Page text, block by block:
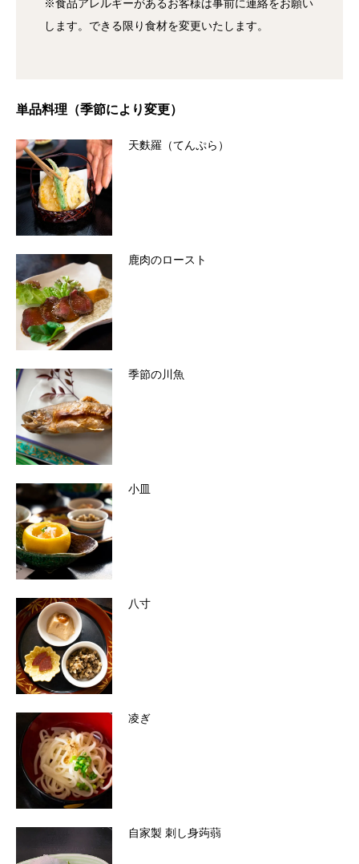
※食品アレルギーがあるお客様は事前に連絡をお願い
します。できる限り食材を変更いたします。
単品料理（季節により変更）
天麩羅（てんぷら）
鹿肉のロースト
季節の川魚
小皿
八寸
凌ぎ
自家製 刺し身蒟蒻